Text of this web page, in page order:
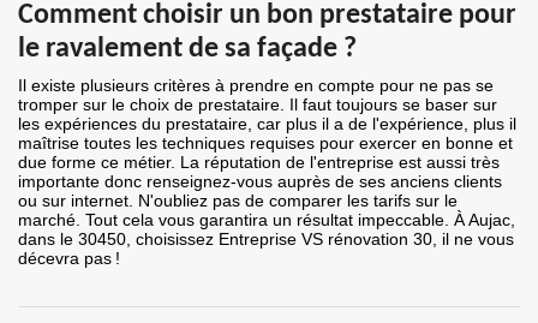
Comment choisir un bon prestataire pour
le ravalement de sa façade ?
Il existe plusieurs critères à prendre en compte pour ne pas se
tromper sur le choix de prestataire. Il faut toujours se baser sur
les expériences du prestataire, car plus il a de l'expérience, plus il
maîtrise toutes les techniques requises pour exercer en bonne et
due forme ce métier. La réputation de l'entreprise est aussi très
importante donc renseignez-vous auprès de ses anciens clients
ou sur internet. N'oubliez pas de comparer les tarifs sur le
marché. Tout cela vous garantira un résultat impeccable. À Aujac,
dans le 30450, choisissez Entreprise VS rénovation 30, il ne vous
décevra pas !